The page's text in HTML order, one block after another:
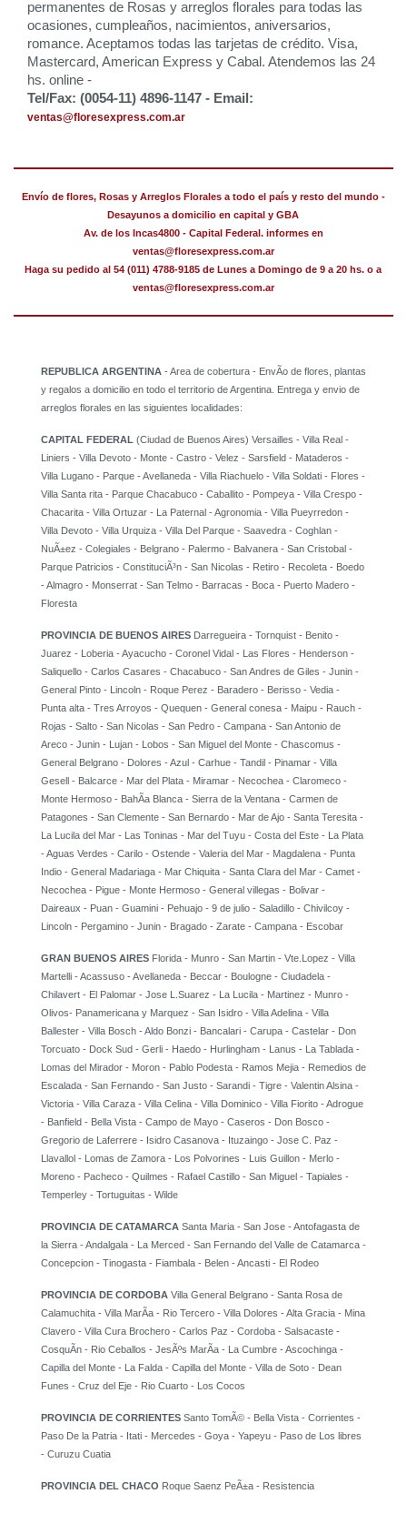
permanentes de Rosas y arreglos florales para todas las
ocasiones, cumpleaños, nacimientos, aniversarios,
romance. Aceptamos todas las tarjetas de crédito. Visa,
Mastercard, American Express y Cabal. Atendemos las 24
hs. online -
Tel/Fax: (0054-11) 4896-1147 - Email:
ventas@floresexpress.com.ar
Envío de flores, Rosas y Arreglos Florales a todo el país y resto del mundo -
Desayunos a domicilio en capital y GBA
Av. de los Incas4800 - Capital Federal. informes en
ventas@floresexpress.com.ar
Haga su pedido al 54 (011) 4788-9185 de Lunes a Domingo de 9 a 20 hs. o a
ventas@floresexpress.com.ar
REPUBLICA ARGENTINA - Area de cobertura - EnvÃ­o de flores, plantas
y regalos a domicilio en todo el territorio de Argentina. Entrega y envio de
arreglos florales en las siguientes localidades:
CAPITAL FEDERAL (Ciudad de Buenos Aires) Versailles - Villa Real -
Liniers - Villa Devoto - Monte - Castro - Velez - Sarsfield - Mataderos -
Villa Lugano - Parque - Avellaneda - Villa Riachuelo - Villa Soldati - Flores -
Villa Santa rita - Parque Chacabuco - Caballito - Pompeya - Villa Crespo -
Chacarita - Villa Ortuzar - La Paternal - Agronomia - Villa Pueyrredon -
Villa Devoto - Villa Urquiza - Villa Del Parque - Saavedra - Coghlan -
NuÃ±ez - Colegiales - Belgrano - Palermo - Balvanera - San Cristobal -
Parque Patricios - ConstituciÃ³n - San Nicolas - Retiro - Recoleta - Boedo
- Almagro - Monserrat - San Telmo - Barracas - Boca - Puerto Madero -
Floresta
PROVINCIA DE BUENOS AIRES Darregueira - Tornquist - Benito -
Juarez - Loberia - Ayacucho - Coronel Vidal - Las Flores - Henderson -
Saliquello - Carlos Casares - Chacabuco - San Andres de Giles - Junin -
General Pinto - Lincoln - Roque Perez - Baradero - Berisso - Vedia -
Punta alta - Tres Arroyos - Quequen - General conesa - Maipu - Rauch -
Rojas - Salto - San Nicolas - San Pedro - Campana - San Antonio de
Areco - Junin - Lujan - Lobos - San Miguel del Monte - Chascomus -
General Belgrano - Dolores - Azul - Carhue - Tandil - Pinamar - Villa
Gesell - Balcarce - Mar del Plata - Miramar - Necochea - Claromeco -
Monte Hermoso - BahÃ­a Blanca - Sierra de la Ventana - Carmen de
Patagones - San Clemente - San Bernardo - Mar de Ajo - Santa Teresita -
La Lucila del Mar - Las Toninas - Mar del Tuyu - Costa del Este - La Plata
- Aguas Verdes - Carilo - Ostende - Valeria del Mar - Magdalena - Punta
Indio - General Madariaga - Mar Chiquita - Santa Clara del Mar - Camet -
Necochea - Pigue - Monte Hermoso - General villegas - Bolivar -
Daireaux - Puan - Guamini - Pehuajo - 9 de julio - Saladillo - Chivilcoy -
Lincoln - Pergamino - Junin - Bragado - Zarate - Campana - Escobar
GRAN BUENOS AIRES Florida - Munro - San Martin - Vte.Lopez - Villa
Martelli - Acassuso - Avellaneda - Beccar - Boulogne - Ciudadela -
Chilavert - El Palomar - Jose L.Suarez - La Lucila - Martinez - Munro -
Olivos- Panamericana y Marquez - San Isidro - Villa Adelina - Villa
Ballester - Villa Bosch - Aldo Bonzi - Bancalari - Carupa - Castelar - Don
Torcuato - Dock Sud - Gerli - Haedo - Hurlingham - Lanus - La Tablada -
Lomas del Mirador - Moron - Pablo Podesta - Ramos Mejia - Remedios de
Escalada - San Fernando - San Justo - Sarandi - Tigre - Valentin Alsina -
Victoria - Villa Caraza - Villa Celina - Villa Dominico - Villa Fiorito - Adrogue
- Banfield - Bella Vista - Campo de Mayo - Caseros - Don Bosco -
Gregorio de Laferrere - Isidro Casanova - Ituzaingo - Jose C. Paz -
Llavallol - Lomas de Zamora - Los Polvorines - Luis Guillon - Merlo -
Moreno - Pacheco - Quilmes - Rafael Castillo - San Miguel - Tapiales -
Temperley - Tortuguitas - Wilde
PROVINCIA DE CATAMARCA Santa Maria - San Jose - Antofagasta de
la Sierra - Andalgala - La Merced - San Fernando del Valle de Catamarca -
Concepcion - Tinogasta - Fiambala - Belen - Ancasti - El Rodeo
PROVINCIA DE CORDOBA Villa General Belgrano - Santa Rosa de
Calamuchita - Villa MarÃ­a - Rio Tercero - Villa Dolores - Alta Gracia - Mina
Clavero - Villa Cura Brochero - Carlos Paz - Cordoba - Salsacaste -
CosquÃ­n - Rio Ceballos - JesÃºs MarÃ­a - La Cumbre - Ascochinga -
Capilla del Monte - La Falda - Capilla del Monte - Villa de Soto - Dean
Funes - Cruz del Eje - Rio Cuarto - Los Cocos
PROVINCIA DE CORRIENTES Santo TomÃ© - Bella Vista - Corrientes -
Paso De la Patria - Itati - Mercedes - Goya - Yapeyu - Paso de Los libres
- Curuzu Cuatia
PROVINCIA DEL CHACO Roque Saenz PeÃ±a - Resistencia